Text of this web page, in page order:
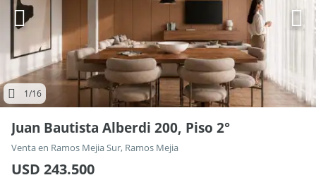
1/16
Juan Bautista Alberdi 200, Piso 2°
Venta en Ramos Mejia Sur, Ramos Mejia
USD 243.500